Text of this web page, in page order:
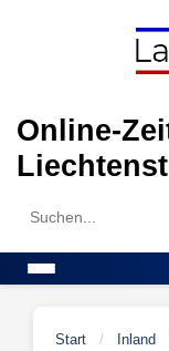
Online-
Search
Start / Inland